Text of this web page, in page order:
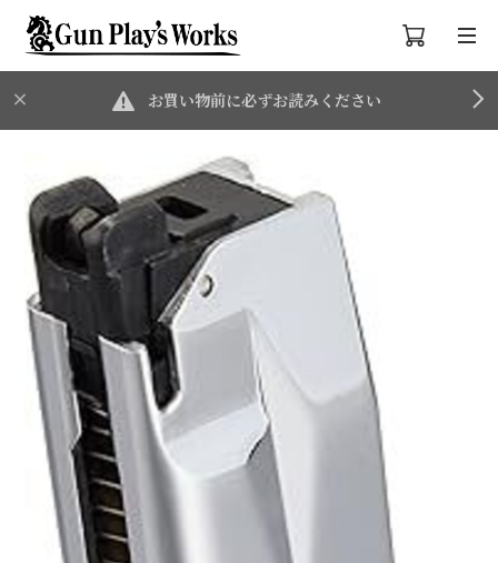
お買い物前に必ずお読みください